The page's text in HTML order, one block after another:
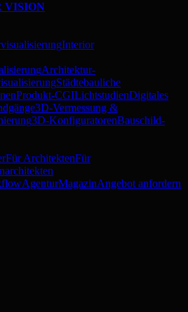
VISION
Interior
Architektur-
Städtebauliche
Produkt-CGILichtstudienDigitales
3D-Vermessung &
3D-KonfiguratorenBauschild-
Für ArchitektenFür
AgenturMagazinAngebot anfordern